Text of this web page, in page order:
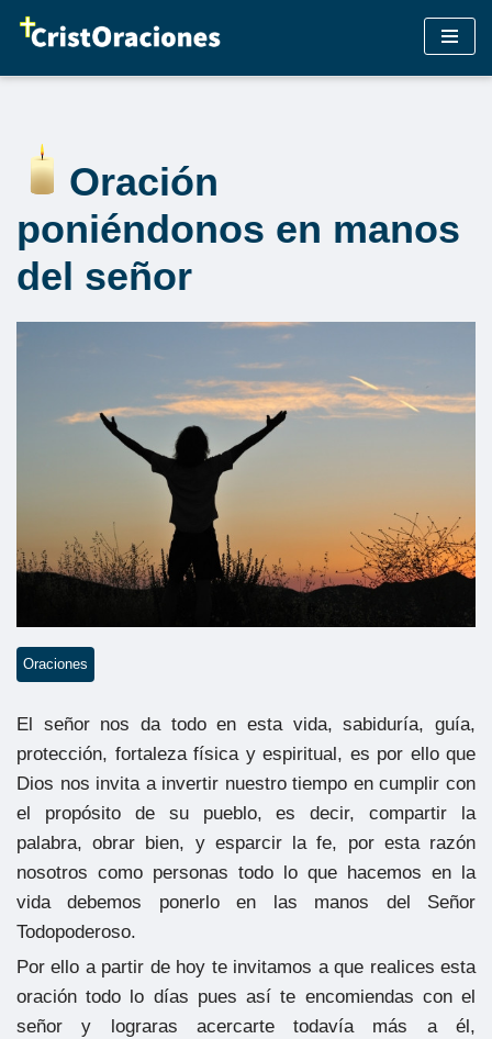
Oración
poniéndonos en manos
del señor
Oraciones
El señor nos da todo en esta vida, sabiduría, guía,
protección, fortaleza física y espiritual, es por ello que
Dios nos invita a invertir nuestro tiempo en cumplir con
el propósito de su pueblo, es decir, compartir la
palabra, obrar bien, y esparcir la fe, por esta razón
nosotros como personas todo lo que hacemos en la
vida debemos ponerlo en las manos del Señor
Todopoderoso.
Por ello a partir de hoy te invitamos a que realices esta
oración todo lo días pues así te encomiendas con el
señor y lograras acercarte todavía más a él,